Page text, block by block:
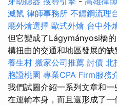
滅鼠 律師事務所 不鏽鋼流理
廳外燴選擇 歐式外燴 台中外
但它變成了Lágymányosi橋
構扭曲的交通和地區發展的缺
養生村 搬家公司推薦 討債 北
胞證桃園 專業CPA Firm服務
我們試圖介紹一系列文章和
在運輸本身，而且還形成了一